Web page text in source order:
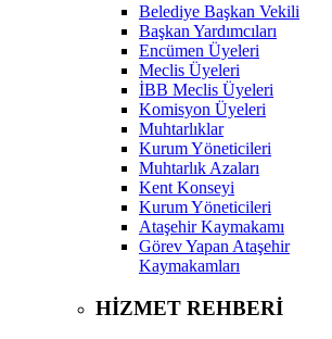
Belediye Başkan Vekili
Başkan Yardımcıları
Encümen Üyeleri
Meclis Üyeleri
İBB Meclis Üyeleri
Komisyon Üyeleri
Muhtarlıklar
Kurum Yöneticileri
Muhtarlık Azaları
Kent Konseyi
Kurum Yöneticileri
Ataşehir Kaymakamı
Görev Yapan Ataşehir
Kaymakamları
HİZMET REHBERİ